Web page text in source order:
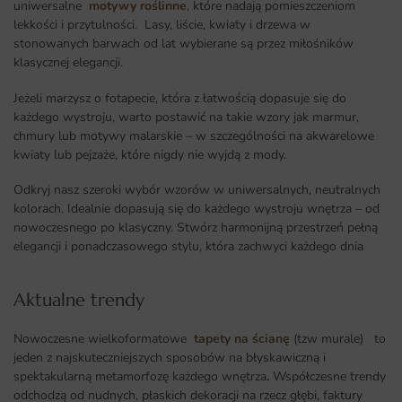
uniwersalne motywy roślinne, które nadają pomieszczeniom
lekkości i przytulności. Lasy, liście, kwiaty i drzewa w
stonowanych barwach od lat wybierane są przez miłośników
klasycznej elegancji.
Jeżeli marzysz o fotapecie, która z łatwością dopasuje się do
każdego wystroju, warto postawić na takie wzory jak marmur,
chmury lub motywy malarskie – w szczególności na akwarelowe
kwiaty lub pejzaże, które nigdy nie wyjdą z mody.
Odkryj nasz szeroki wybór wzorów w uniwersalnych, neutralnych
kolorach. Idealnie dopasują się do każdego wystroju wnętrza – od
nowoczesnego po klasyczny. Stwórz harmonijną przestrzeń pełną
elegancji i ponadczasowego stylu, która zachwyci każdego dnia
Aktualne trendy​
Nowoczesne wielkoformatowe tapety na ścianę (tzw murale) to
jeden z najskuteczniejszych sposobów na błyskawiczną i
spektakularną metamorfozę każdego wnętrza. Współczesne trendy
odchodzą od nudnych, płaskich dekoracji na rzecz głębi, faktury